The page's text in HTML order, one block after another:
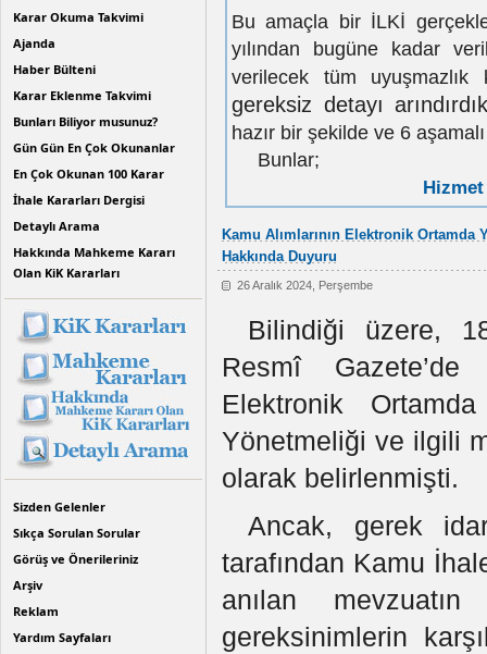
Karar Okuma Takvimi
Ajanda
Haber Bülteni
Karar Eklenme Takvimi
Bunları Biliyor musunuz?
Gün Gün En Çok Okunanlar
En Çok Okunan 100 Karar
İhale Kararları Dergisi
Detaylı Arama
Hakkında Mahkeme Kararı
Olan KiK Kararları
Sizden Gelenler
Sıkça Sorulan Sorular
Görüş ve Önerileriniz
Arşiv
Reklam
Yardım Sayfaları
Bu amaçla bir İLKİ
yılından bugüne kadar
verilecek tüm uyuşmazlık
gereksiz detayı
hazır bir şekilde ve 6
Bunlar;
Hizmet
Kamu Alımlarının Elektronik
Hakkında Duyuru
26 Aralık 2024, Perşembe
Bilindiği üzere,
Resmî Gazete’de
Elektronik
Yönetmeliği ve ilgili
olarak belirlenmişti.
Ancak, gerek
tarafından Kamu
anılan
gereksinimlerin